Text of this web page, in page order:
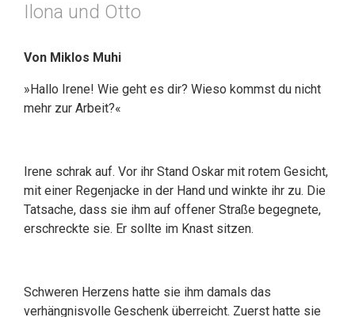
Ilona und Otto
Von Miklos Muhi
»Hallo Irene! Wie geht es dir? Wieso kommst du nicht
mehr zur Arbeit?«
Irene schrak auf. Vor ihr Stand Oskar mit rotem Gesicht,
mit einer Regenjacke in der Hand und winkte ihr zu. Die
Tatsache, dass sie ihm auf offener Straße begegnete,
erschreckte sie. Er sollte im Knast sitzen.
Schweren Herzens hatte sie ihm damals das
verhängnisvolle Geschenk überreicht. Zuerst hatte sie